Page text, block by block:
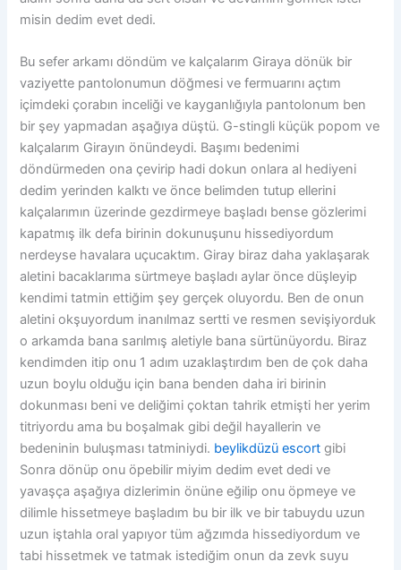
misin dedim evet dedi.
Bu sefer arkamı döndüm ve kalçalarım Giraya dönük bir
vaziyette pantolonumun döğmesi ve fermuarını açtım
içimdeki çorabın inceliği ve kayganlığıyla pantolonum ben
bir şey yapmadan aşağıya düştü. G-stingli küçük popom ve
kalçalarım Girayın önündeydi. Başımı bedenimi
döndürmeden ona çevirip hadi dokun onlara al hediyeni
dedim yerinden kalktı ve önce belimden tutup ellerini
kalçalarımın üzerinde gezdirmeye başladı bense gözlerimi
kapatmış ilk defa birinin dokunuşunu hissediyordum
nerdeyse havalara uçucaktım. Giray biraz daha yaklaşarak
aletini bacaklarıma sürtmeye başladı aylar önce düşleyip
kendimi tatmin ettiğim şey gerçek oluyordu. Ben de onun
aletini okşuyordum inanılmaz sertti ve resmen sevişiyorduk
o arkamda bana sarılmış aletiyle bana sürtünüyordu. Biraz
kendimden itip onu 1 adım uzaklaştırdım ben de çok daha
uzun boylu olduğu için bana benden daha iri birinin
dokunması beni ve deliğimi çoktan tahrik etmişti her yerim
titriyordu ama bu boşalmak gibi değil hayallerin ve
bedeninin buluşması tatminiydi. beylikdüzü escort gibi
Sonra dönüp onu öpebilir miyim dedim evet dedi ve
yavaşça aşağıya dizlerimin önüne eğilip onu öpmeye ve
dilimle hissetmeye başladım bu bir ilk ve bir tabuydu uzun
uzun iştahla oral yapıyor tüm ağzımda hissediyordum ve
tabi hissetmek ve tatmak istediğim onun da zevk suyu